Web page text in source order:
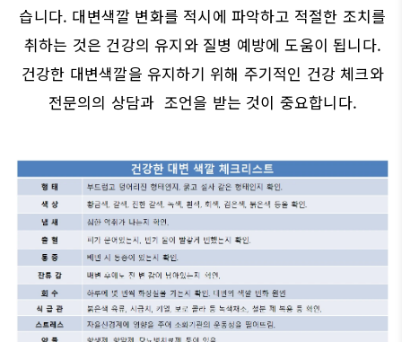
습니다. 대변색깔 변화를 적시에 파악하고 적절한 조치를
취하는 것은 건강의 유지와 질병 예방에 도움이 됩니다.
건강한 대변색깔을 유지하기 위해 주기적인 건강 체크와
전문의의 상담과 조언을 받는 것이 중요합니다.